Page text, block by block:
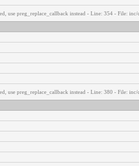
use preg_replace_callback instead - Line: 354 - File: inc/
use preg_replace_callback instead - Line: 380 - File: inc/